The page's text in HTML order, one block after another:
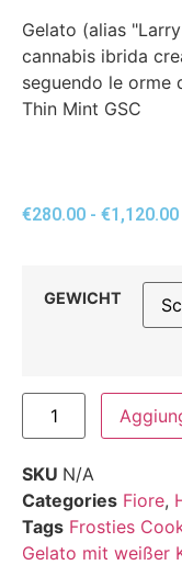
Gelato (alias
cannabis ibrida
seguendo le orme
Thin Mint GSC
€280.00 - €1,120.00
GEWICHT
SKU N/A
Categories Fiore,
Tags Frosties
Gelato mit weißer